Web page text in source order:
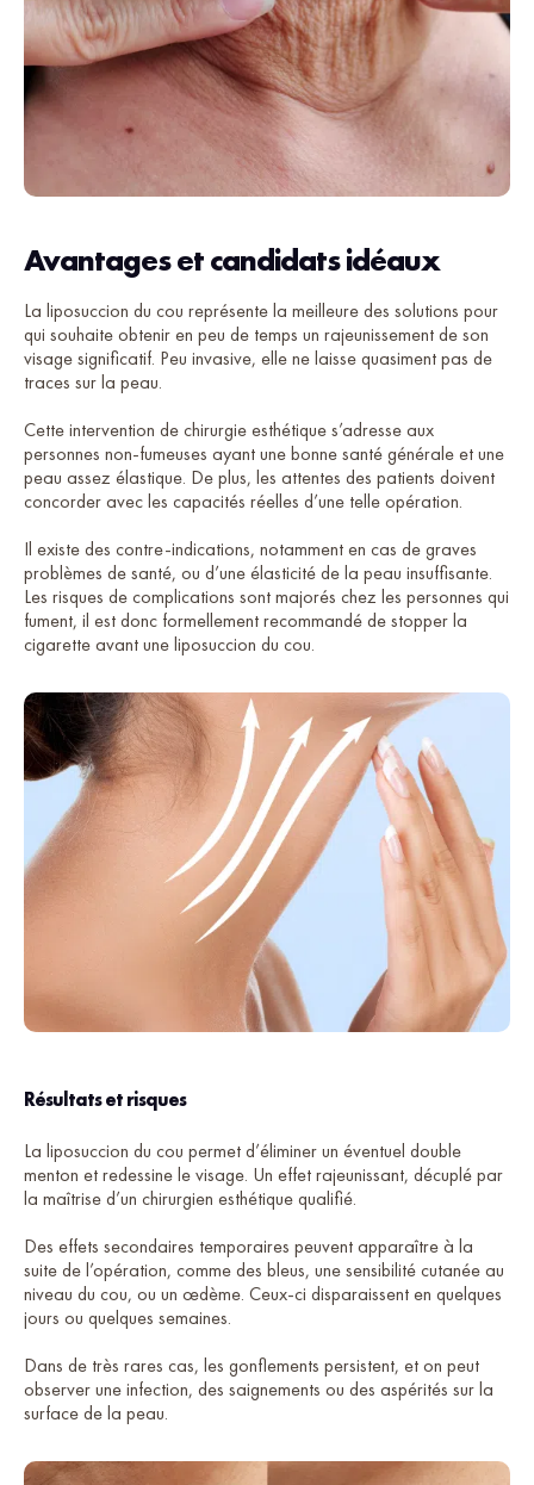
Avantages et candidats idéaux
La liposuccion du cou représente la meilleure des solutions pour
qui souhaite obtenir en peu de temps un rajeunissement de son
visage significatif. Peu invasive, elle ne laisse quasiment pas de
traces sur la peau.
Cette intervention de chirurgie esthétique s’adresse aux
personnes non-fumeuses ayant une bonne santé générale et une
peau assez élastique. De plus, les attentes des patients doivent
concorder avec les capacités réelles d’une telle opération.
Il existe des contre-indications, notamment en cas de graves
problèmes de santé, ou d’une élasticité de la peau insuffisante.
Les risques de complications sont majorés chez les personnes qui
fument, il est donc formellement recommandé de stopper la
cigarette avant une liposuccion du cou.
Résultats et risques
La liposuccion du cou permet d’éliminer un éventuel double
menton et redessine le visage. Un effet rajeunissant, décuplé par
la maîtrise d’un chirurgien esthétique qualifié.
Des effets secondaires temporaires peuvent apparaître à la
suite de l’opération, comme des bleus, une sensibilité cutanée au
niveau du cou, ou un œdème. Ceux-ci disparaissent en quelques
jours ou quelques semaines.
Dans de très rares cas, les gonflements persistent, et on peut
observer une infection, des saignements ou des aspérités sur la
surface de la peau.